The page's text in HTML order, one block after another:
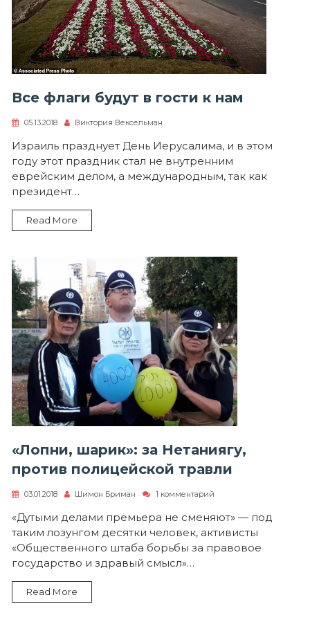
Все флаги будут в гости к нам
05.13.2018 Виктория Вексельман
Израиль празднует День Иерусалима, и в этом
году этот праздник стал не внутренним
еврейским делом, а международным, так как
президент…
Read More
«Лопни, шарик»: за Нетаниягу,
против полицейской травли
03.01.2018 Шимон Бриман 1 комментарий
«Лопни,
шарик»:
за
Нетаниягу,
против
«Дутыми делами премьера не сменяют» — под
таким лозунгом десятки человек, активисты
«Общественного штаба борьбы за правовое
государство и здравый смысл»…
Read More